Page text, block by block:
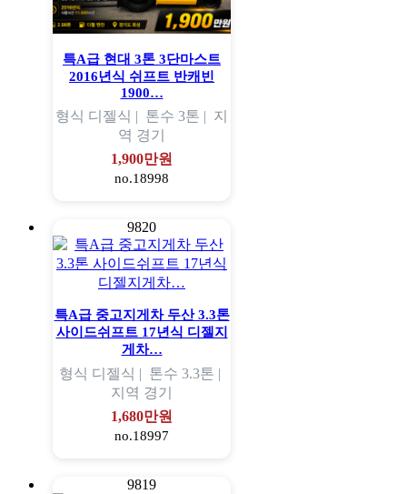
특A급 현대 3톤 3단마스트
2016년식 쉬프트 반캐빈
1900…
형식 디젤식 | 톤수 3톤 | 지
역 경기
1,900만원
no.18998
9820
특A급 중고지게차 두산 3.3톤
사이드쉬프트 17년식 디젤지
게차…
형식 디젤식 | 톤수 3.3톤 |
지역 경기
1,680만원
no.18997
9819